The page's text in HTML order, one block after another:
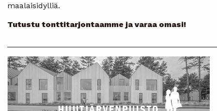
maalaisidylliä.
Tutustu tonttitarjontaamme ja varaa omasi!